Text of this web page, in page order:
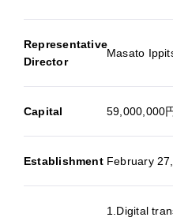
Representative
Director
Masato
Capital 59,000,000
Establishment February
1.Digital